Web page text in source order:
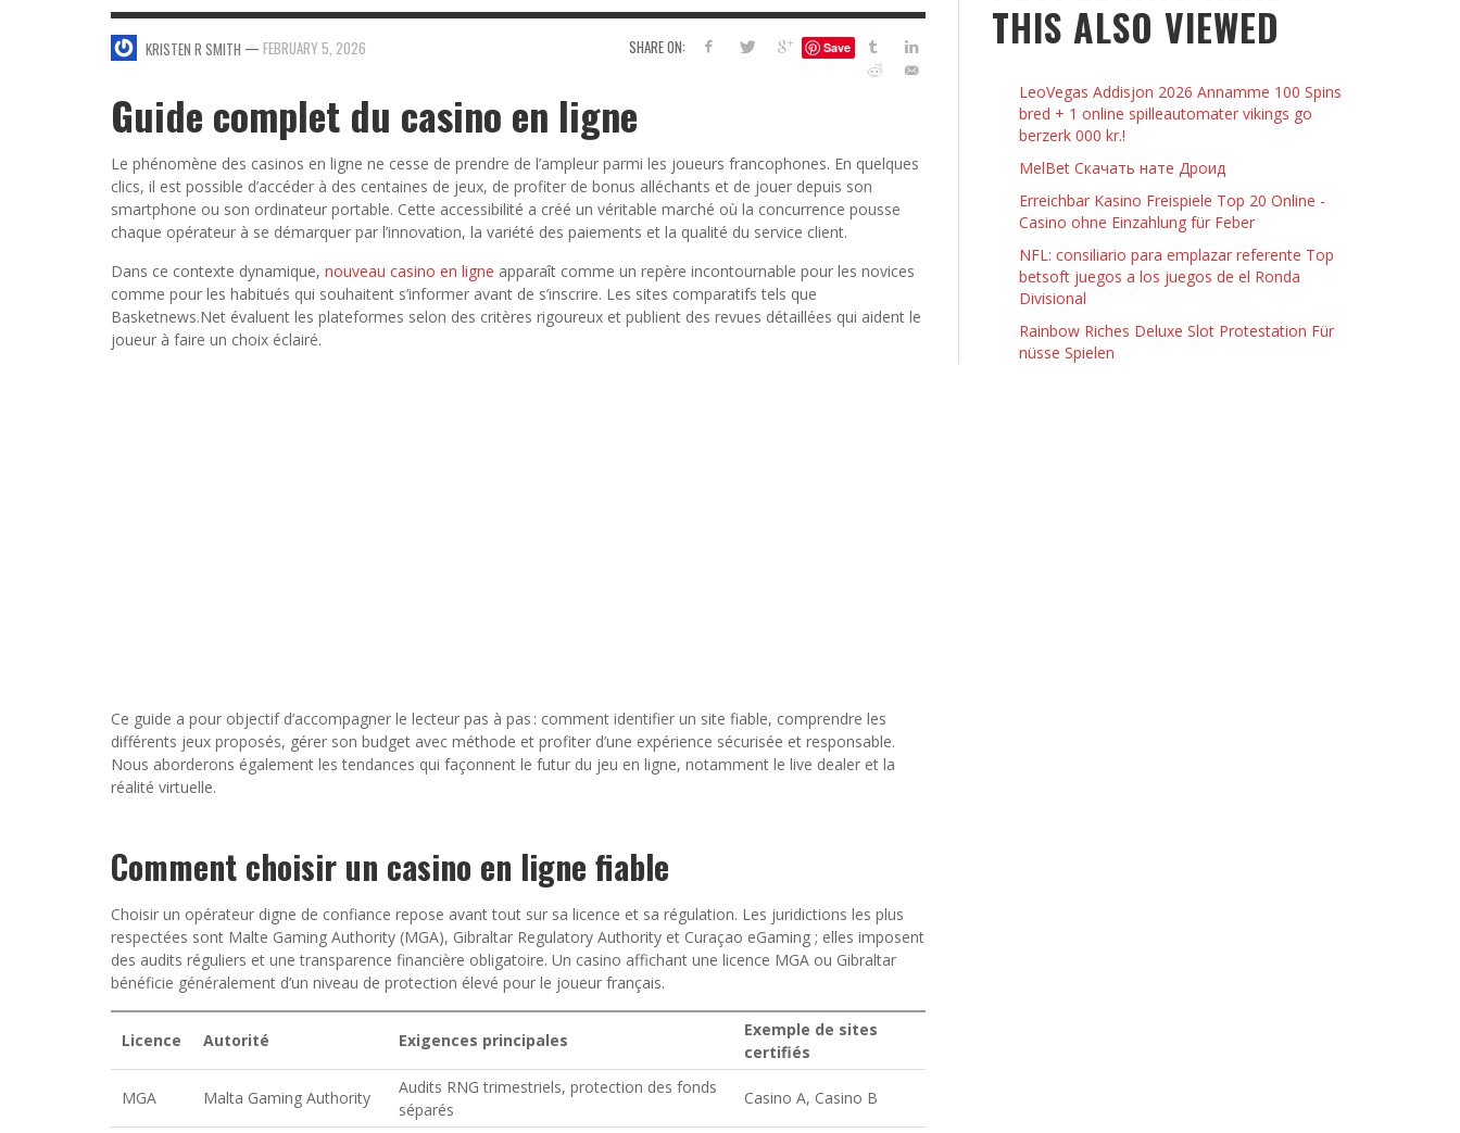
5 WAYS TO SMOOTH OUT
FOREHEAD LINES
AUGUST 11, 2014 FOILING YOUR PIGMENTS
KRISTEN R SMITH , JULY 14, 2014
LEARN TO CREATE YOUR OWN NAIL
EYESHADOW/PIGMENT
KRISTEN R SMITH
4 HARMFUL EFFECTS OF TEENAGE DRINKING
5 FACTORS THAT LEAD TO TEENAGE DRINKING
AND ALCOHOL ABUSE
JASON ANDERSON, JANUARY 20, 2014
JANUARY 3, 2014
SWEET VALENTINE’S DAY DESSERTS
4 REASONS TO REMAIN SINGLE THIS
VALENTINE’S DAY
JASON ANDERSON, JANUARY 16, 2014
6 THINGS TO DO WITH YOUR BOYFRIEND AT
KRISTEN R SMITH , JANUARY 16, 2014
SHARE ON: Save
KRISTEN R SMITH — FEBRUARY 5, 2026
Guide complet du casino en ligne
Le phénomène des casinos en ligne ne cesse de prendre de l’ampleur parmi les joueurs francophones. En quelques
clics, il est possible d’accéder à des centaines de jeux, de profiter de bonus alléchants et de jouer depuis son
smartphone ou son ordinateur portable. Cette accessibilité a créé un véritable marché où la concurrence pousse
chaque opérateur à se démarquer par l’innovation, la variété des paiements et la qualité du service client.
Dans ce contexte dynamique, nouveau casino en ligne apparaît comme un repère incontournable pour les novices
comme pour les habitués qui souhaitent s’informer avant de s’inscrire. Les sites comparatifs tels que
Basketnews.Net évaluent les plateformes selon des critères rigoureux et publient des revues détaillées qui aident le
joueur à faire un choix éclairé.
Ce guide a pour objectif d’accompagner le lecteur pas à pas : comment identifier un site fiable, comprendre les
différents jeux proposés, gérer son budget avec méthode et profiter d’une expérience sécurisée et responsable.
Nous aborderons également les tendances qui façonnent le futur du jeu en ligne, notamment le live dealer et la
réalité virtuelle.
Comment choisir un casino en ligne fiable
Choisir un opérateur digne de confiance repose avant tout sur sa licence et sa régulation. Les juridictions les plus
respectées sont Malte Gaming Authority (MGA), Gibraltar Regulatory Authority et Curaçao eGaming ; elles imposent
des audits réguliers et une transparence financière obligatoire. Un casino affichant une licence MGA ou Gibraltar
bénéficie généralement d’un niveau de protection élevé pour le joueur français.
Licence Autorité Exigences principales
Exemple de sites
certifiés
MGA Malta Gaming Authority
Audits RNG trimestriels, protection des fonds
séparés
Casino A, Casino B
THIS ALSO VIEWED
LeoVegas Addisjon 2026 Annamme 100 Spins
bred + 1 online spilleautomater vikings go
berzerk 000 kr.!
MelBet Cкачать нате Дроид
Erreichbar Kasino Freispiele Top 20 Online -
Casino ohne Einzahlung für Feber
NFL: consiliario para emplazar referente Top
betsoft juegos a los juegos de el Ronda
Divisional
Rainbow Riches Deluxe Slot Protestation Für
nüsse Spielen